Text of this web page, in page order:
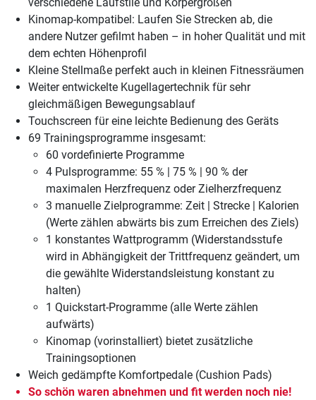
Kinomap-kompatibel: Laufen Sie Strecken ab, die
andere Nutzer gefilmt haben – in hoher Qualität und mit
dem echten Höhenprofil
Kleine Stellmaße perfekt auch in kleinen Fitnessräumen
Weiter entwickelte Kugellagertechnik für sehr
gleichmäßigen Bewegungsablauf
Touchscreen für eine leichte Bedienung des Geräts
69 Trainingsprogramme insgesamt:
60 vordefinierte Programme
4 Pulsprogramme: 55 % | 75 % | 90 % der
maximalen Herzfrequenz oder Zielherzfrequenz
3 manuelle Zielprogramme: Zeit | Strecke | Kalorien
(Werte zählen abwärts bis zum Erreichen des Ziels)
1 konstantes Wattprogramm (Widerstandsstufe
wird in Abhängigkeit der Trittfrequenz geändert, um
die gewählte Widerstandsleistung konstant zu
halten)
1 Quickstart-Programme (alle Werte zählen
aufwärts)
Kinomap (vorinstalliert) bietet zusätzliche
Trainingsoptionen
Weich gedämpfte Komfortpedale (Cushion Pads)
So schön waren abnehmen und fit werden noch nie!